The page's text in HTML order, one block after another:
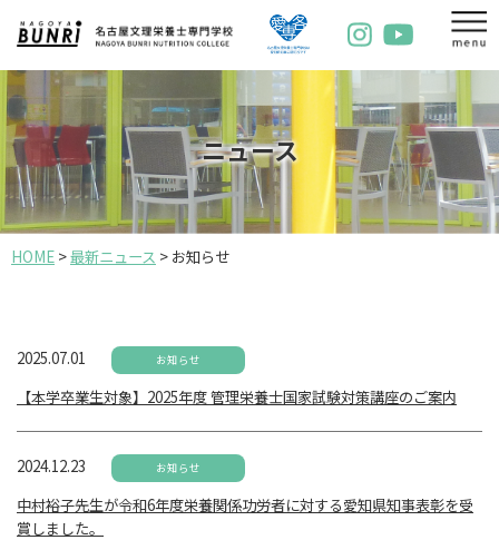
ニュース
HOME >最新ニュース > お知らせ
2025.07.01 お知らせ
【本学卒業生対象】2025年度 管理栄養士国家試験対策講座のご案内
2024.12.23 お知らせ
中村裕子先生が令和6年度栄養関係功労者に対する愛知県知事表彰を受
賞しました。